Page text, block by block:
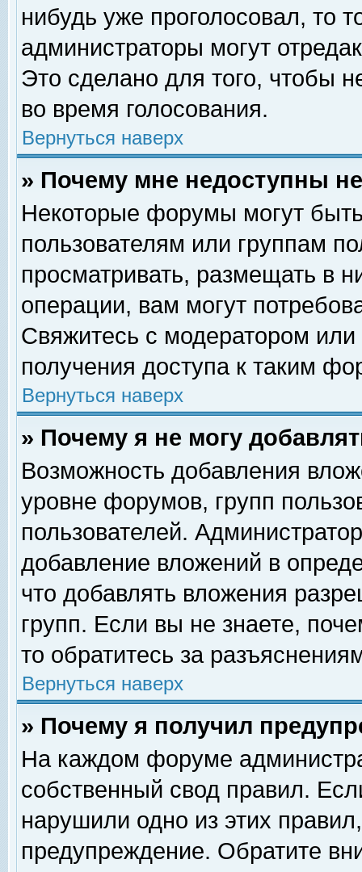
нибудь уже проголосовал, то
администраторы могут
Это сделано для того, чтобы
во время голосования.
Вернуться наверх
» Почему мне недоступны
Некоторые форумы могут
пользователям или группам
просматривать, размещать в
операции, вам могут
Свяжитесь с модератором
получения доступа к таким
Вернуться наверх
» Почему я не могу
Возможность добавления
уровне форумов, групп
пользователей.
добавление вложений в
что добавлять вложения
групп. Если вы не знаете,
то обратитесь за
Вернуться наверх
» Почему я получил
На каждом форуме
собственный свод правил.
нарушили одно из этих
предупреждение. Обратите